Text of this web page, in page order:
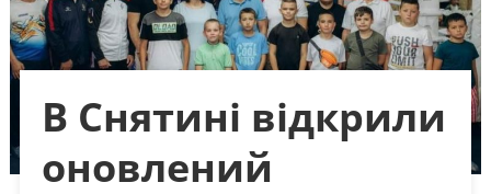
В Снятині відкрили
оновлений